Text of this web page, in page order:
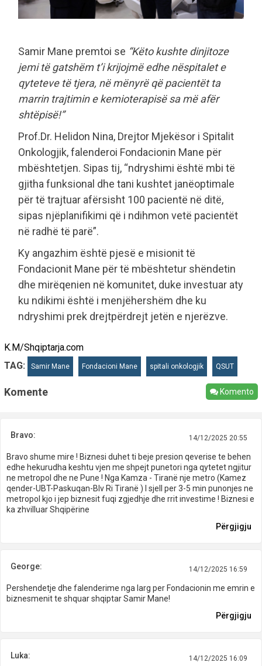
Samir Mane premtoi se “Këto kushte dinjitoze
jemi të gatshëm t’i krijojmë edhe nëspitalet e
qyteteve të tjera, në mënyrë që pacientët ta
marrin trajtimin e kemioterapisë sa më afër
shtëpisë!”
Prof.Dr. Helidon Nina, Drejtor Mjekësor i Spitalit
Onkologjik, falenderoi Fondacionin Mane për
mbështetjen. Sipas tij, “ndryshimi është mbi të
gjitha funksional dhe tani kushtet janëoptimale
për të trajtuar afërsisht 100 pacientë në ditë,
sipas njëplanifikimi që i ndihmon vetë pacientët
në radhë të parë”.
Ky angazhim është pjesë e misionit të
Fondacionit Mane për të mbështetur shëndetin
dhe mirëqenien në komunitet, duke investuar aty
ku ndikimi është i menjëhershëm dhe ku
ndryshimi prek drejtpërdrejt jetën e njerëzve.
K.M/Shqiptarja.com
TAG:
Samir Mane Fondacioni Mane spitali onkologjik QSUT
Komente Komento
Bravo: 14/12/2025 20:55
Bravo shume mire ! Biznesi duhet ti beje presion qeverise te behen
edhe hekurudha keshtu vjen me shpejt punetori nga qytetet ngjitur
ne metropol dhe ne Pune ! Nga Kamza - Tiranë nje metro (Kamez
qender-UBT-Paskuqan-Blv Ri Tiranë ) I sjell per 3-5 min punonjes ne
metropol kjo i jep biznesit fuqi zgjedhje dhe rrit investime ! Biznesi e
ka zhvilluar Shqipërine
Përgjigju
George: 14/12/2025 16:59
Pershendetje dhe falenderime nga larg per Fondacionin me emrin e
biznesmenit te shquar shqiptar Samir Mane!
Përgjigju
Luka: 14/12/2025 16:09